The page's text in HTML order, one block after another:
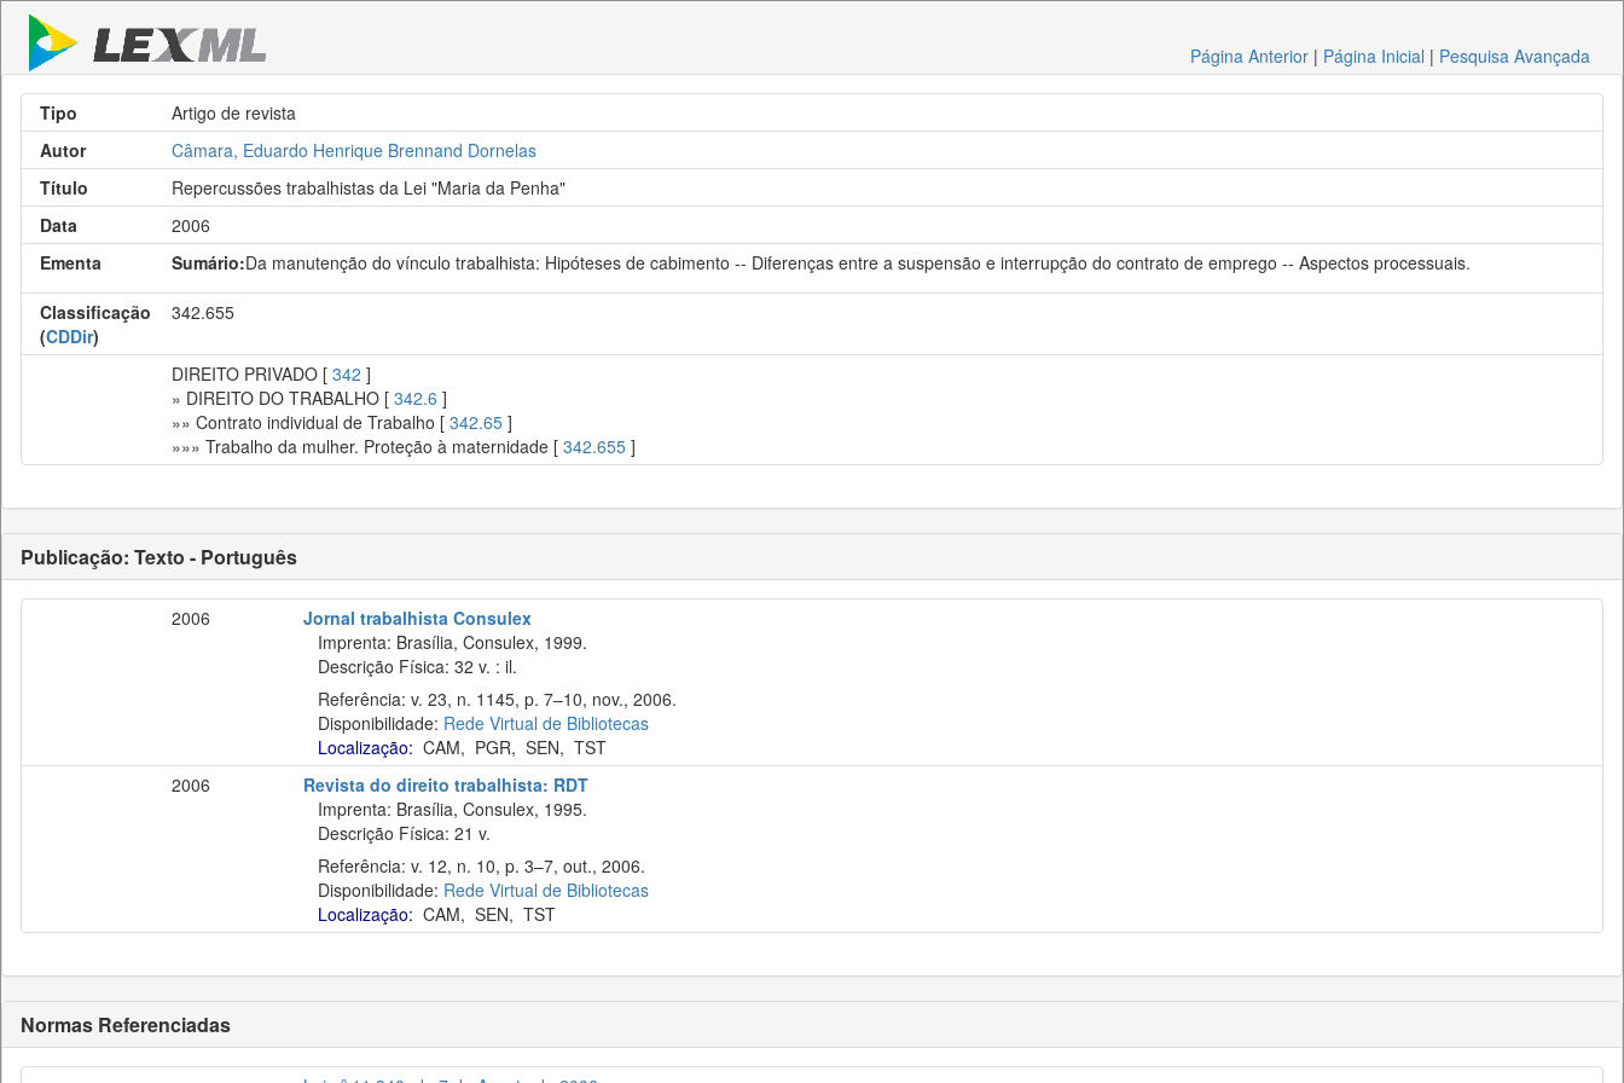
Página Anterior | Página Inicial | Pesquisa Avançada
Tipo
Artigo de revista
Autor
Câmara, Eduardo Henrique Brennand Dornelas
Título
Repercussões trabalhistas da Lei "Maria da Penha"
Data
2006
Ementa
Sumário:Da manutenção do vínculo trabalhista: Hipóteses de cabimento -- Diferenças entre a suspensão e interrupção do contrato de emprego -- Aspectos processuais.
Classificação
(CDDir)
342.655
DIREITO PRIVADO [ 342 ]
» DIREITO DO TRABALHO [ 342.6 ]
»» Contrato individual de Trabalho [ 342.65 ]
»»» Trabalho da mulher. Proteção à maternidade [ 342.655 ]
Publicação: Texto - Português
2006
Jornal trabalhista Consulex
Imprenta: Brasília, Consulex, 1999.
Descrição Física: 32 v. : il.
Referência: v. 23, n. 1145, p. 7–10, nov., 2006.
Disponibilidade: Rede Virtual de Bibliotecas
Localização: CAM, PGR, SEN, TST
2006
Revista do direito trabalhista: RDT
Imprenta: Brasília, Consulex, 1995.
Descrição Física: 21 v.
Referência: v. 12, n. 10, p. 3–7, out., 2006.
Disponibilidade: Rede Virtual de Bibliotecas
Localização: CAM, SEN, TST
Normas Referenciadas